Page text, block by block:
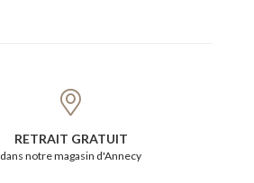
RETRAIT GRATUIT
dans notre magasin d'Annecy